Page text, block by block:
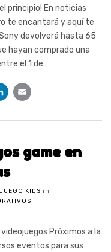
principio! En noticias
te encantará y aquí te
devolverá hasta 65
hayan comprado una
el 1 de
LinkedIn
game en
JUEGO KIDS in
Próximos a la
eventos para sus